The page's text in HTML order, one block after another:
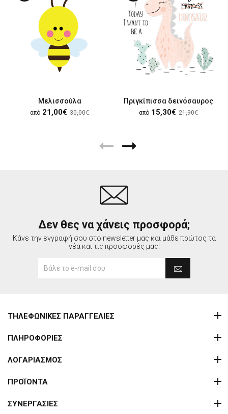
Μελισσούλα
από 21,00€ 30,00€
Πριγκίπισσα δεινόσαυρος
από 15,30€ 21,90€
Δεν θες να χάνεις προσφορά;
Κάνε την εγγραφή σου στο newsletter μας και μάθε πρώτος τα
νέα και τις προσφορές μας!
ΤΗΛΕΦΩΝΙΚΕΣ ΠΑΡΑΓΓΕΛΙΕΣ
ΠΛΗΡΟΦΟΡΙΕΣ
ΛΟΓΑΡΙΑΣΜΟΣ
ΠΡΟΪΟΝΤΑ
ΣΥΝΕΡΓΑΣΙΕΣ